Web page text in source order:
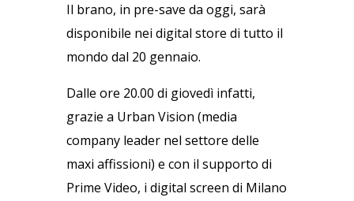
Il brano, in pre-save da oggi, sarà
disponibile nei digital store di tutto il
mondo dal 20 gennaio.
Dalle ore 20.00 di giovedì infatti,
grazie a Urban Vision (media
company leader nel settore delle
maxi affissioni) e con il supporto di
Prime Video, i digital screen di Milano